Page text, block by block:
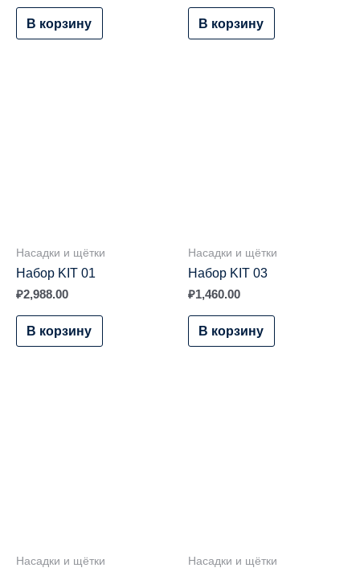
В корзину В корзину
Насадки и щётки
Набор KIT 01
₽2,988.00
В корзину
Насадки и щётки
Набор KIT 03
₽1,460.00
В корзину
Насадки и щётки Насадки и щётки